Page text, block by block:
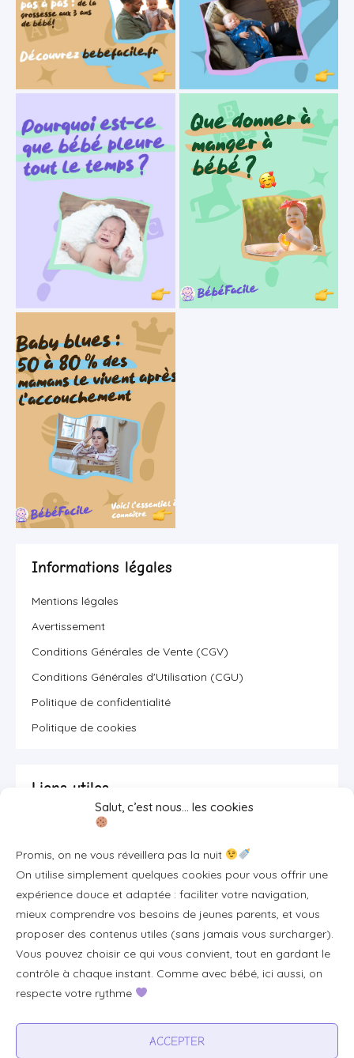
Salut, c’est nous… les cookies
Promis, on ne vous réveillera pas la nuit
On utilise simplement quelques cookies pour vous offrir une
expérience douce et adaptée : faciliter votre navigation,
mieux comprendre vos besoins de jeunes parents, et vous
proposer des contenus utiles (sans jamais vous surcharger).
Vous pouvez choisir ce qui vous convient, tout en gardant le
contrôle à chaque instant. Comme avec bébé, ici aussi, on
respecte votre rythme
ACCEPTER
Informations légales
Mentions légales
Avertissement
Conditions Générales de Vente (CGV)
Conditions Générales d'Utilisation (CGU)
Politique de confidentialité
Politique de cookies
Liens utiles
Se connecter/S'inscrire
FAQ / Livraison & accès
À propos
Plan du site
Tous les articles
Professionnels & partenariats